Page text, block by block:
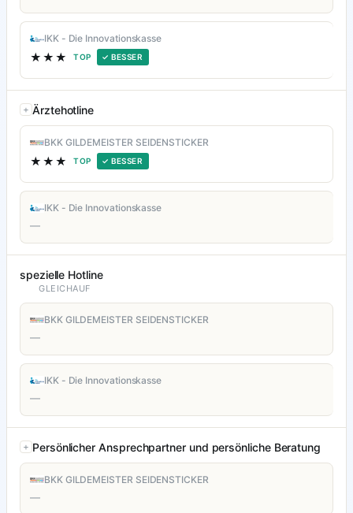
IKK - Die Innovationskasse
★★★ TOP ✓ BESSER
Ärztehotline
BKK GILDEMEISTER SEIDENSTICKER
★★★ TOP ✓ BESSER
IKK - Die Innovationskasse
—
spezielle Hotline
GLEICHAUF
BKK GILDEMEISTER SEIDENSTICKER
—
IKK - Die Innovationskasse
—
Persönlicher Ansprechpartner und persönliche Beratung
BKK GILDEMEISTER SEIDENSTICKER
—